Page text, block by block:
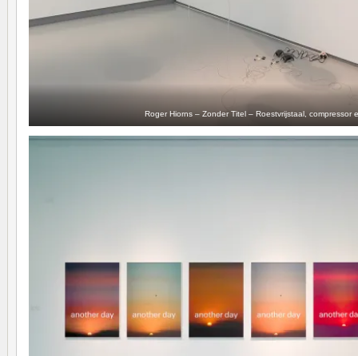
Roger Hiorns – Zonder Titel – Roestvrijstaal, compressor